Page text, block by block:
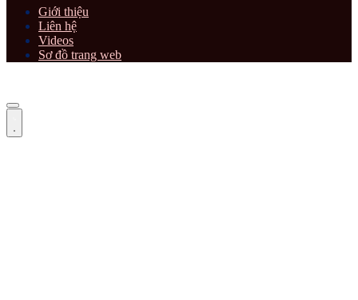
Giới thiệu
Liên hệ
Videos
Sơ đồ trang web